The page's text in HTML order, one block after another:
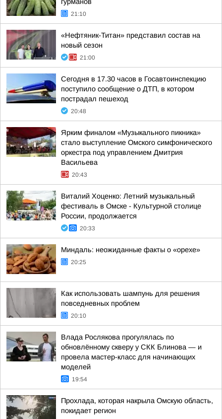
21:10
«Нефтяник-Титан» представил состав на
новый сезон
21:00
Сегодня в 17.30 часов в Госавтоинспекцию
поступило сообщение о ДТП, в котором
пострадал пешеход
20:48
Ярким финалом «Музыкального пикника»
стало выступление Омского симфонического
оркестра под управлением Дмитрия
Васильева
20:43
Виталий Хоценко: Летний музыкальный
фестиваль в Омске - Культурной столице
России, продолжается
20:33
Миндаль: неожиданные факты о «орехе»
20:25
Как использовать шампунь для решения
повседневных проблем
20:10
Влада Рослякова прогулялась по
обновлённому скверу у СКК Блинова — и
провела мастер-класс для начинающих
моделей
19:54
Прохлада, которая накрыла Омскую область,
покидает регион